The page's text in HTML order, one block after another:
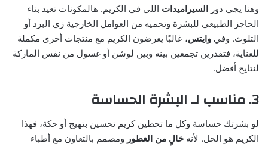
وهنا يجي دور السيراميدات اللي في الكريم. هالمكونات تعيد بناء
الحاجز الطبيعي للبشرة وتحميه من العوامل الخارجية زي البرد أو
التلوث. وفي وايتس، غالبًا يعرضون الكريم مع منتجات أخرى مكملة
للعناية، فتقدرين تجمعين بينه وبين لوشن أو غسول من نفس الماركة
لنتايج أفضل.
3. مناسب لـ البشرة الحساسة
لو بشرتك حساسة وكل ما تحطين كريم تحسين بتهيج أو حكة، فهذا
الكريم هو الحل. لأنه خالٍ من العطور ومصمم بالتعاون مع أطباء